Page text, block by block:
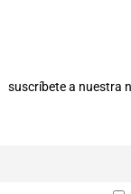
suscríbete a nuestra